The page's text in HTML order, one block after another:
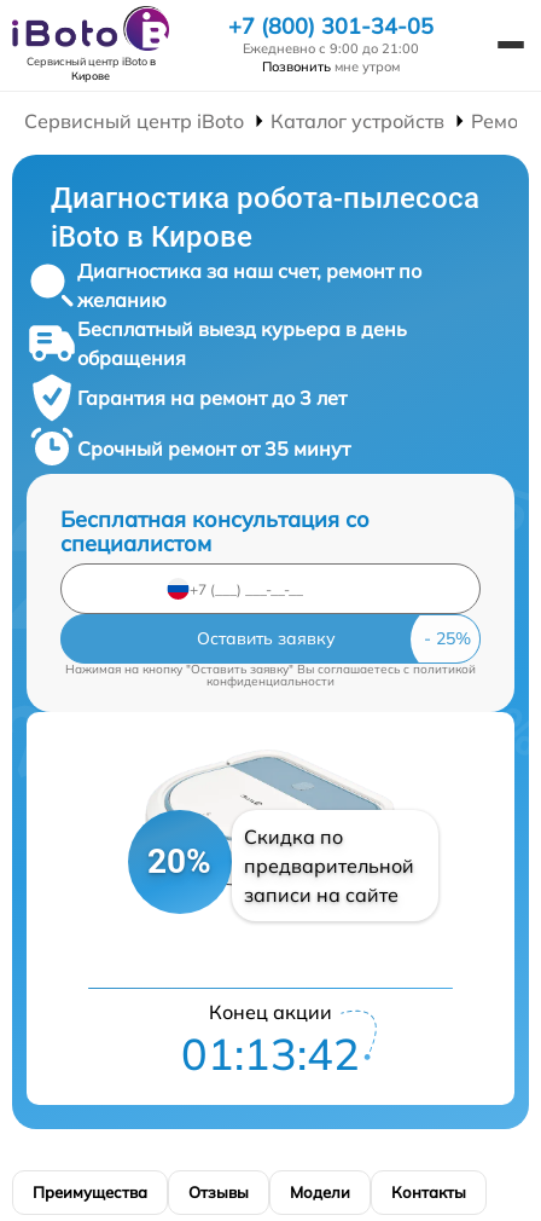
Сервисный центр iBotoв
Кирове
+7 (800) 301-34-05
Ежедневно с 9:00 до 21:00
Позвонить мне утром
Сервисный центр iBoto Каталог устройств
Диагностика робота-пылесоса
iBoto в Кирове
Диагностика за наш счет, ремонт по
желанию
Бесплатный выезд курьера в день
обращения
Гарантия на ремонт до 3 лет
Срочный ремонт от 35 минут
Бесплатная консультация со
специалистом
Оставить заявку
Нажимая на кнопку "Оставить заявку" Вы соглашаетесь c политикой
конфиденциальности
20%
Скидка по
предварительной
записи на сайте
Конец акции
01:13:42
Преимущества Отзывы Модели Контакты